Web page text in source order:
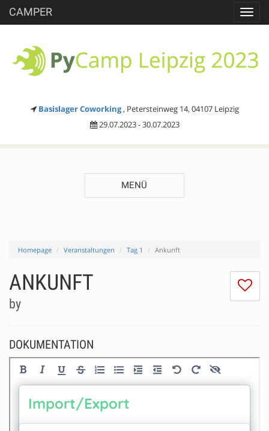
CAMPER
Basislager Coworking , Petersteinweg 14, 04107 Leipzig
29.07.2023 - 30.07.2023
MENÜ
Homepage Veranstaltungen Tag 1 Ankunft
ANKUNFT
by
DOKUMENTATION